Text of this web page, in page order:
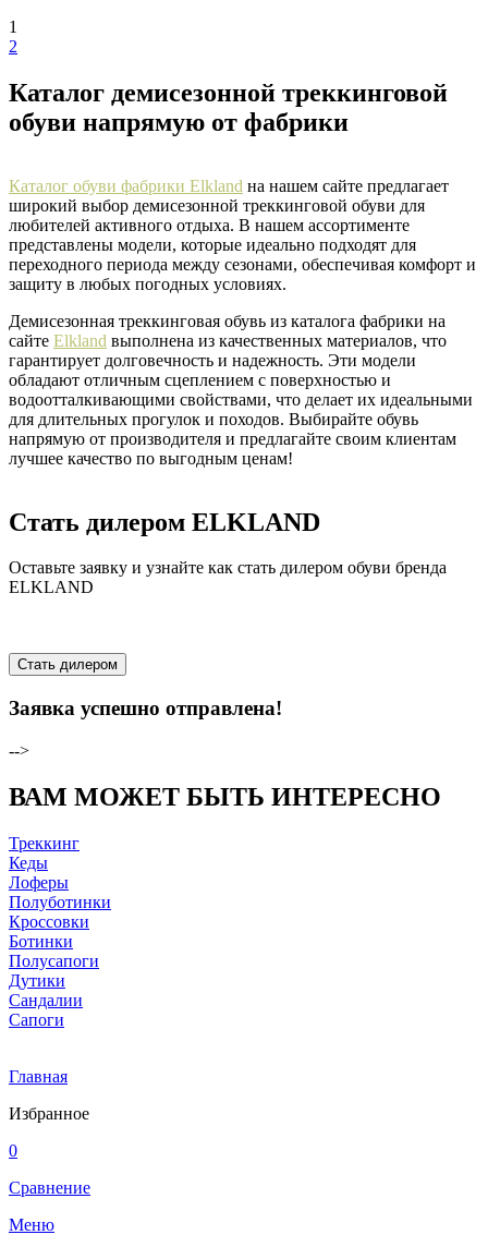
1
2
Каталог демисезонной треккинговой
обуви напрямую от фабрики
Каталог обуви фабрики Elkland на нашем сайте предлагает
широкий выбор демисезонной треккинговой обуви для
любителей активного отдыха. В нашем ассортименте
представлены модели, которые идеально подходят для
переходного периода между сезонами, обеспечивая комфорт и
защиту в любых погодных условиях.
Демисезонная треккинговая обувь из каталога фабрики на
сайте Elkland выполнена из качественных материалов, что
гарантирует долговечность и надежность. Эти модели
обладают отличным сцеплением с поверхностью и
водоотталкивающими свойствами, что делает их идеальными
для длительных прогулок и походов. Выбирайте обувь
напрямую от производителя и предлагайте своим клиентам
лучшее качество по выгодным ценам!
Стать дилером ELKLAND
Оставьте заявку и узнайте как стать дилером обуви бренда
ELKLAND
Стать дилером
Заявка успешно отправлена!
-->
ВАМ МОЖЕТ БЫТЬ ИНТЕРЕСНО
Треккинг
Кеды
Лоферы
Полуботинки
Кроссовки
Ботинки
Полусапоги
Дутики
Сандалии
Сапоги
Главная
Избранное
0
Сравнение
Меню